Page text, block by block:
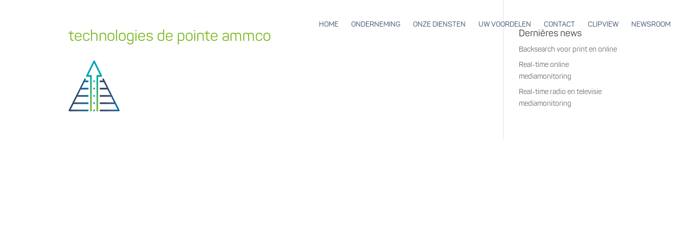
HOME ONDERNEMING ONZE DIENSTEN UW VOORDELEN CONTACT CLIPVIEW NEWSROOM
technologies de pointe ammco Dernières news
Backsearch voor print en online
Real-time online
mediamonitoring
Real-time radio en televisie
mediamonitoring